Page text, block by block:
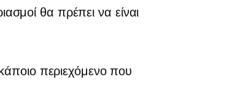
θα πρέπει να είναι
κάποιο περιεχόμενο που